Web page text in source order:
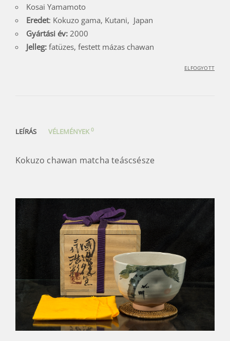
Kosai Yamamoto
Eredet: Kokuzo gama, Kutani, Japan
Gyártási év: 2000
Jelleg: fatüzes, festett mázas chawan
ELFOGYOTT
LEÍRÁS VÉLEMÉNYEK0
Kokuzo chawan matcha teáscsésze